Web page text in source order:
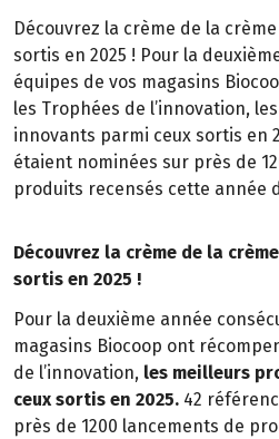
Découvrez la crème de la
sortis en 2025 ! Pour la
équipes de vos magasins
les Trophées de l’innovation,
innovants parmi ceux sortis en
étaient nominées sur près de
produits recensés cette année
Découvrez la crème de la
sortis en 2025 !
Pour la deuxième année
magasins Biocoop ont
de l’innovation, les meilleurs
ceux sortis en 2025. 42
près de 1200 lancements de